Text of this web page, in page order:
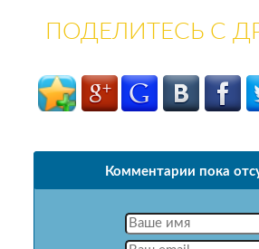
ПОДЕЛИТЕСЬ С
Комментарии пока